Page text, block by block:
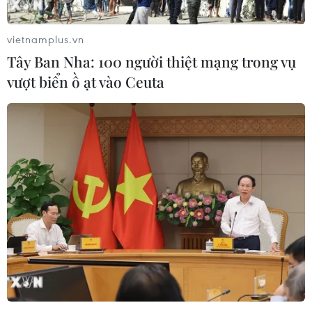
toàn cầu trả lời ứng xử bằng 3 ngôn
ngữ
21/06/2026 03:18
Các nhà thiết kế "tái sinh" di sản văn
hóa truyền thống trên sàn runway
20/06/2026 04:54
Những dấu ấn sáng tạo trong đêm
khai màn Vietnam International
Fashion Week 2026
19/06/2026 04:22
Các nhà thiết kế "nhá hàng" trước giờ
vietnamplus.vn
Tây Ban Nha: 100 người thiệt mạng trong vụ
vượt biển ồ ạt vào Ceuta